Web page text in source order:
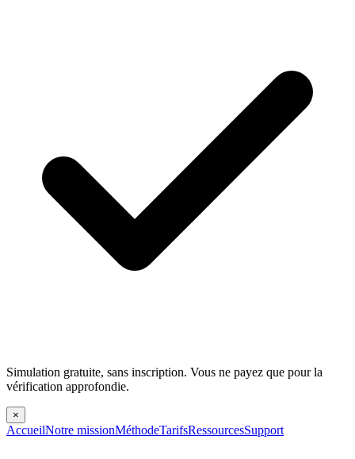
Simulation gratuite, sans inscription. Vous ne payez que pour la
vérification approfondie.
×
AccueilNotre missionMéthodeTarifsRessourcesSupport